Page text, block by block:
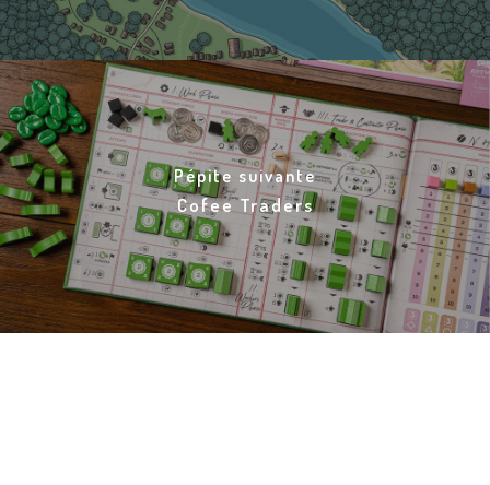
Pépite suivante
Cofee Traders